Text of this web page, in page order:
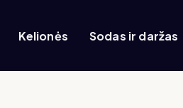
Kelionės Sodas ir daržas